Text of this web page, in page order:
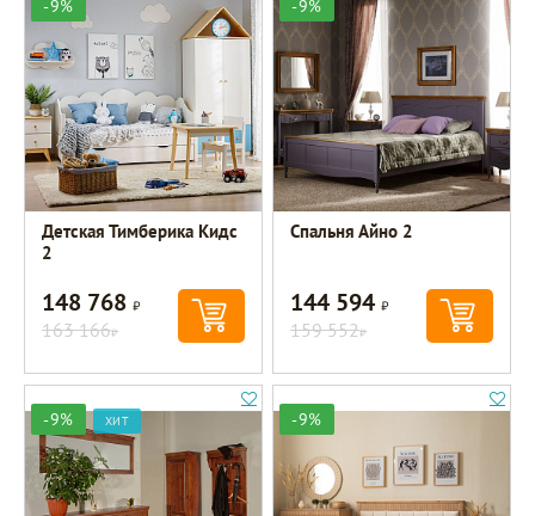
-9%
Детская Тимберика Кидс
2
148 768Р
163 166Р
-9%
Спальня Айно 2
144 594Р
159 552Р
-9% ХИТ -9%